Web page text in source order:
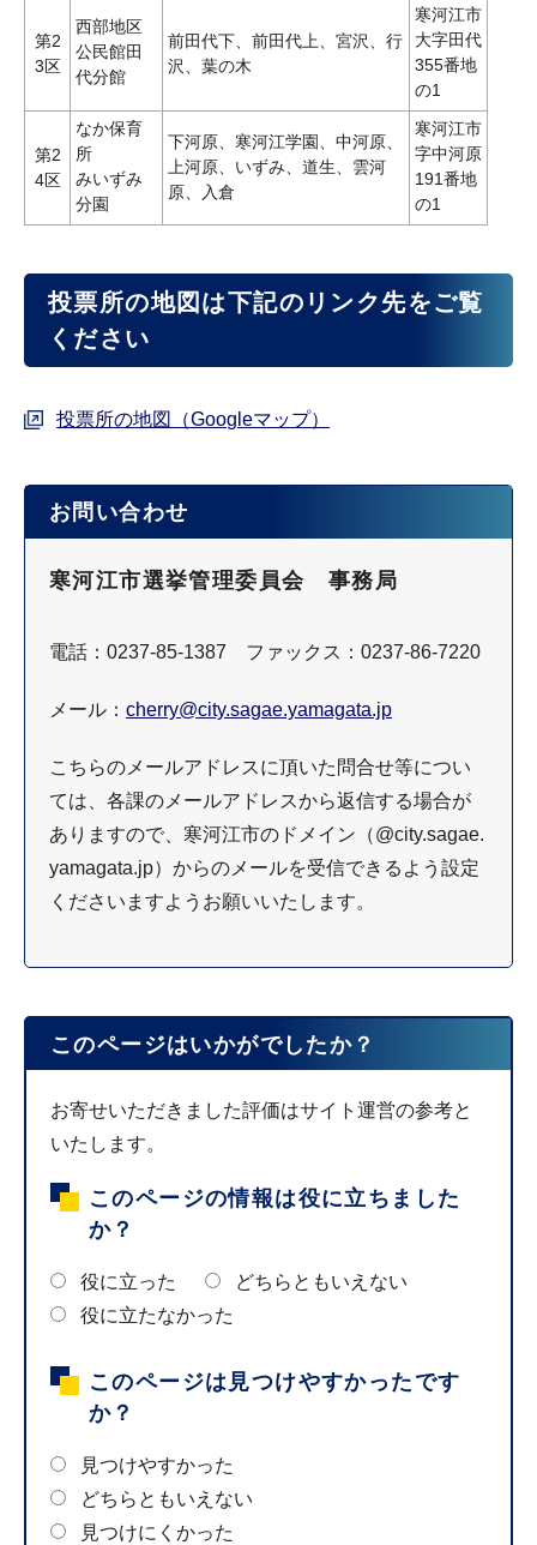
第2
3区
西部地区
公民館田
代分館
前田代下、前田代上、宮沢、行
沢、葉の木
寒河江市
大字田代
355番地
の1
第2
4区
なか保育
所
みいずみ
分園
下河原、寒河江学園、中河原、
上河原、いずみ、道生、雲河
原、入倉
寒河江市
字中河原
191番地
の1
投票所の地図は下記のリンク先をご覧
ください
投票所の地図（Googleマップ）
お問い合わせ
寒河江市選挙管理委員会 事務局
電話：0237-85-1387 ファックス：0237-86-7220
メール： cherry@city.sagae.yamagata.jp
こちらのメールアドレスに頂いた問合せ等につい
ては、各課のメールアドレスから返信する場合が
ありますので、寒河江市のドメイン（@city.sagae.
yamagata.jp）からのメールを受信できるよう設定
くださいますようお願いいたします。
このページはいかがでしたか？
お寄せいただきました評価はサイト運営の参考と
いたします。
このページの情報は役に立ちました
か？
役に立った
どちらともいえない
役に立たなかった
このページは見つけやすかったです
か？
見つけやすかった
どちらともいえない
見つけにくかった